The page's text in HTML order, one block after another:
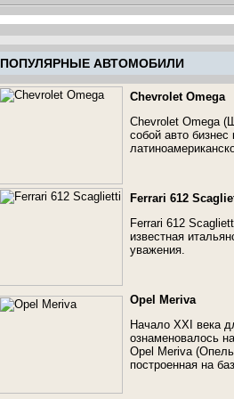
ПОПУЛЯРНЫЕ АВТОМОБИЛИ
Chevrolet Omega
Chevrolet Omega
собой авто
Ferrari 612
Ferrari 612
известная
уважения.
Opel Meriva
Начало ХХІ века
ознаменовалось
Opel Meriva
построенная на